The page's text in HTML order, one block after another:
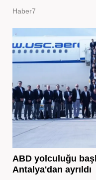
Haber7
ABD yolculuğu
Antalya'dan ayrıldı